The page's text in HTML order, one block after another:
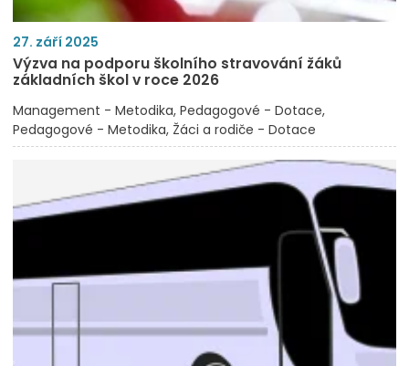
27. září 2025
Výzva na podporu školního stravování žáků
základních škol v roce 2026
Management - Metodika Pedagogové - Dotace
Pedagogové - Metodika Žáci a rodiče - Dotace